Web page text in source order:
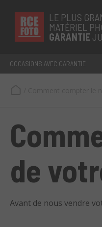
LE PLUS
MATÉRIEL
GARANTIE
OCCASIONS AVEC GARANTIE
de
Avant de nous vendre